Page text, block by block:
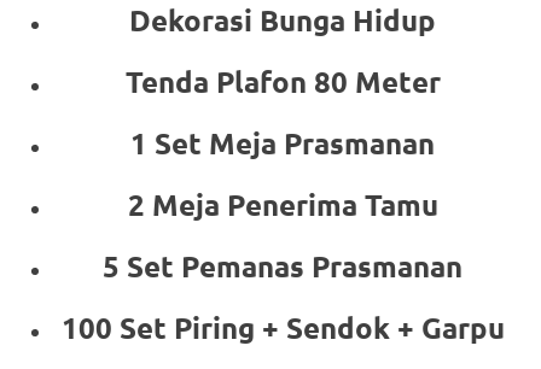
Dekorasi Bunga Hidup
Tenda Plafon 80 Meter
1 Set Meja Prasmanan
2 Meja Penerima Tamu
5 Set Pemanas Prasmanan
100 Set Piring + Sendok + Garpu